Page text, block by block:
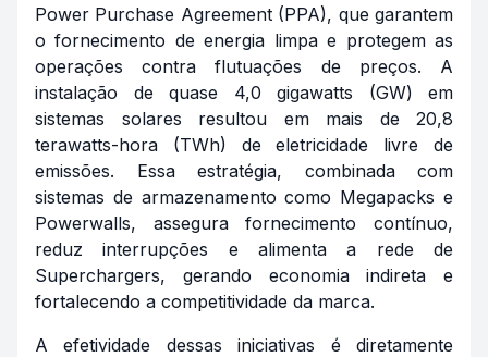
Power Purchase Agreement (PPA), que garantem
o fornecimento de energia limpa e protegem as
operações contra flutuações de preços. A
instalação de quase 4,0 gigawatts (GW) em
sistemas solares resultou em mais de 20,8
terawatts-hora (TWh) de eletricidade livre de
emissões. Essa estratégia, combinada com
sistemas de armazenamento como Megapacks e
Powerwalls, assegura fornecimento contínuo,
reduz interrupções e alimenta a rede de
Superchargers, gerando economia indireta e
fortalecendo a competitividade da marca.
A efetividade dessas iniciativas é diretamente